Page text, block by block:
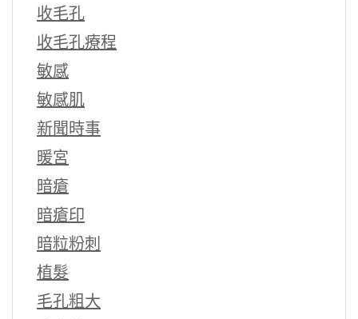
收毛孔
收毛孔療程
敏感
敏感肌
新聞時事
暖宮
暗瘡
暗瘡印
暗粒粉刺
植髮
毛孔粗大